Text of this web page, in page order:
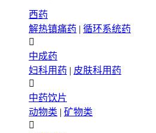
西药
解热镇痛药 | 循环系统药

中成药
妇科用药 | 皮肤科用药

中药饮片
动物类 | 矿物类
